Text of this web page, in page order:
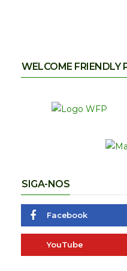
WELCOME FRIENDLY
SIGA-NOS
Facebook
YouTube